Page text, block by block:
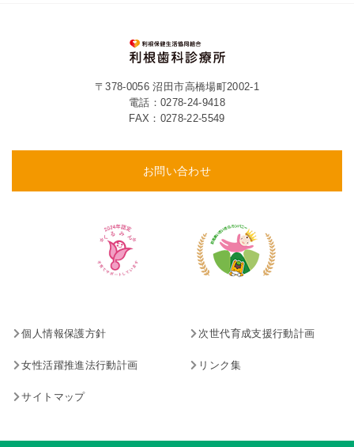
〒378-0056 沼田市高橋場町2002-1
電話： 0278-24-9418
FAX：0278-22-5549
お問い合わせ
個人情報保護方針 次世代育成支援行動計画
女性活躍推進法行動計画 リンク集
サイトマップ